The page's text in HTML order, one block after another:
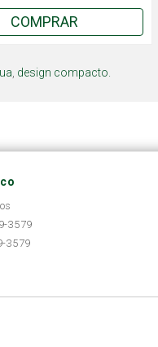
COMPRAR
design compacto.
3579
3579